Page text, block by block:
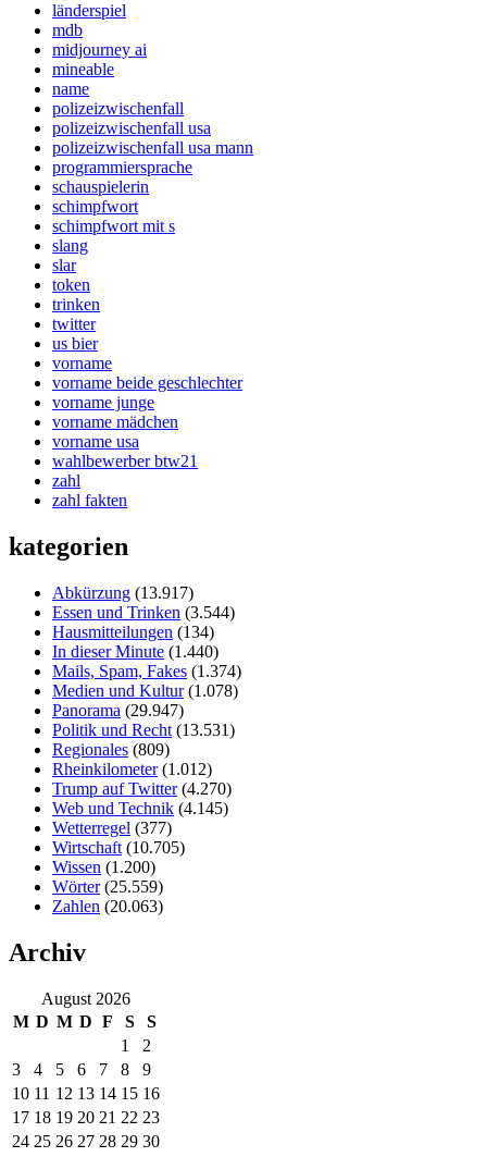
länderspiel
mdb
midjourney ai
mineable
name
polizeizwischenfall
polizeizwischenfall usa
polizeizwischenfall usa mann
programmiersprache
schauspielerin
schimpfwort
schimpfwort mit s
slang
slar
token
trinken
twitter
us bier
vorname
vorname beide geschlechter
vorname junge
vorname mädchen
vorname usa
wahlbewerber btw21
zahl
zahl fakten
kategorien
Abkürzung (13.917)
Essen und Trinken (3.544)
Hausmitteilungen (134)
In dieser Minute (1.440)
Mails, Spam, Fakes (1.374)
Medien und Kultur(1.078)
Panorama (29.947)
Politik und Recht (13.531)
Regionales (809)
Rheinkilometer(1.012)
Trump auf Twitter(4.270)
Web und Technik (4.145)
Wetterregel (377)
Wirtschaft (10.705)
Wissen (1.200)
Wörter(25.559)
Zahlen (20.063)
Archiv
August 2026
M D M D F S
S
1
2
3
4 5 6 7 8
9
10 11 12 13 14 15 16
17 18 19 20 21 22 23
24 25 26 27 28 29 30